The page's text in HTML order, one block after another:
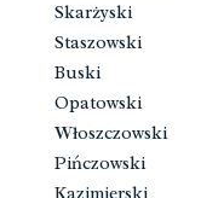
Skarżyski
Staszowski
Buski
Opatowski
Włoszczowski
Pińczowski